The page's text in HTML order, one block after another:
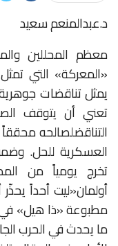
د.عبدالمنعم سعيد
معظم المحللين
«المعركة» التي تمثل
يمثلتناقضات
تعني أن يتوقف
التناقضلصالحهمحققاً
العسكرية للحل.
تخرج يومياً من
أولمان«ليتأحداًيحذّر
مطبوعة«ذاهيل»
مايحدثفيالحرب